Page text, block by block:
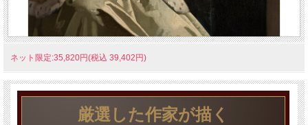
ネット限定:35,820円(税込 39,402円)
厳選した作家が描く